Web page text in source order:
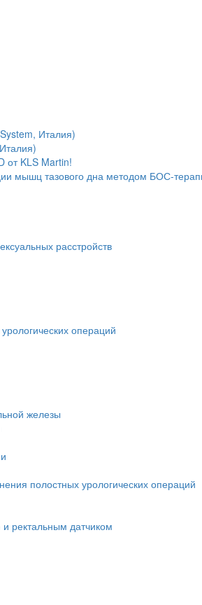
Италия)
от KLS Martin!
мышц тазового дна методом БОС-
расстройств
операций
железы
полостных урологических операций
и ректальным датчиком